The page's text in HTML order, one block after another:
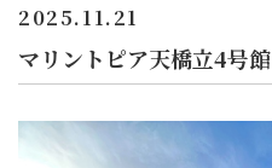
2025.11.21
マリントピア天橋立4号館